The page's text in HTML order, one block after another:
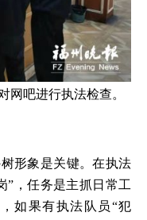
网吧进行执法检查。
形象是关键。在执法
”，任务是主抓日常工
如果有执法队员“犯